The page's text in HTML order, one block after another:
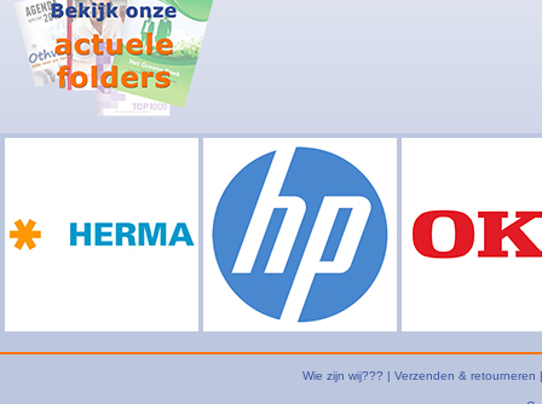
Wie zijn wij??? | Verzenden & retourneren